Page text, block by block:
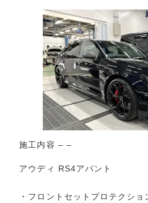
施工内容 – –
アウディ RS4アバント
・フロントセットプロテクショ